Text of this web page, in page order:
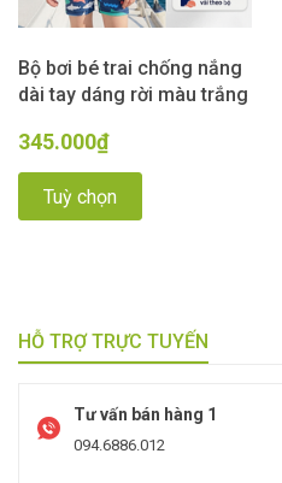
Bộ bơi bé trai chống nắng
dài tay dáng rời màu trắng
Clo UPF50++ Momasong
345.000₫
Tuỳ chọn
HỖ TRỢ TRỰC TUYẾN
Tư vấn bán hàng 1
094.6886.012